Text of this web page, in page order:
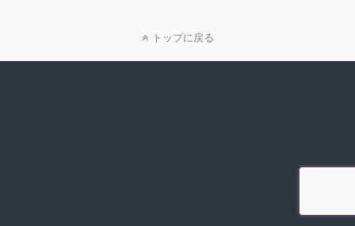
トップに戻る